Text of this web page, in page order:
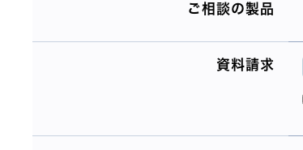
ご相談の製品
資料請求